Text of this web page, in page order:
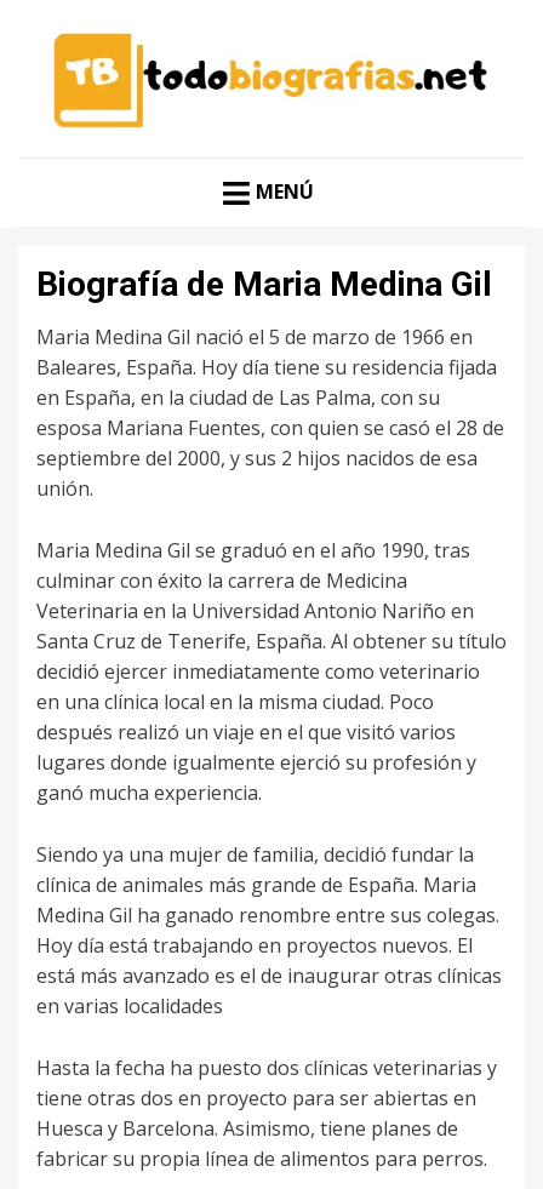
TODO BIOGRAFÍAS
MENÚ
Biografía de Maria Medina Gil
Maria Medina Gil nació el 5 de marzo de 1966 en
Baleares, España. Hoy día tiene su residencia fijada
en España, en la ciudad de Las Palma, con su
esposa Mariana Fuentes, con quien se casó el 28 de
septiembre del 2000, y sus 2 hijos nacidos de esa
unión.
Maria Medina Gil se graduó en el año 1990, tras
culminar con éxito la carrera de Medicina
Veterinaria en la Universidad Antonio Nariño en
Santa Cruz de Tenerife, España. Al obtener su título
decidió ejercer inmediatamente como veterinario
en una clínica local en la misma ciudad. Poco
después realizó un viaje en el que visitó varios
lugares donde igualmente ejerció su profesión y
ganó mucha experiencia.
Siendo ya una mujer de familia, decidió fundar la
clínica de animales más grande de España. Maria
Medina Gil ha ganado renombre entre sus colegas.
Hoy día está trabajando en proyectos nuevos. El
está más avanzado es el de inaugurar otras clínicas
en varias localidades
Hasta la fecha ha puesto dos clínicas veterinarias y
tiene otras dos en proyecto para ser abiertas en
Huesca y Barcelona. Asimismo, tiene planes de
fabricar su propia línea de alimentos para perros.